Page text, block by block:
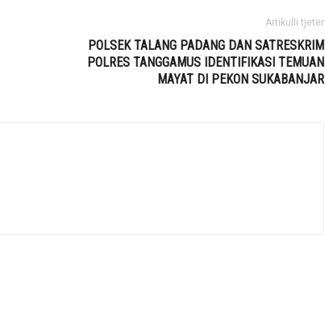
Artikulli tjetër
POLSEK TALANG PADANG DAN SATRESKRIM
POLRES TANGGAMUS IDENTIFIKASI TEMUAN
MAYAT DI PEKON SUKABANJAR